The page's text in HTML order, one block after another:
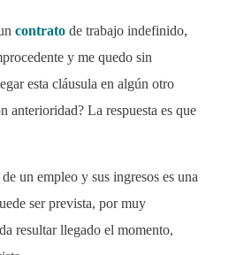
contrato de trabajo indefinido,
y me quedo sin
esta cláusula en algún otro
anterioridad? La respuesta es que
un empleo y sus ingresos es una
ser prevista, por muy
resultar llegado el momento,